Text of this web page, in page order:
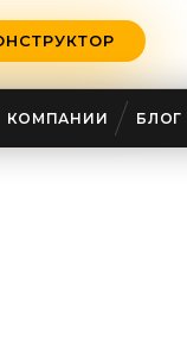
КОМПАНИИ БЛОГ